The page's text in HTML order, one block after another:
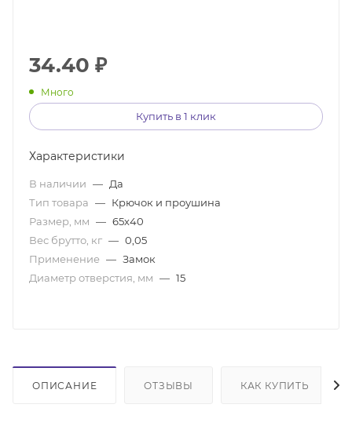
34.40 ₽
Много
Купить в 1 клик
Характеристики
В наличии — Да
Тип товара — Крючок и проушина
Размер, мм — 65х40
Вес брутто, кг — 0,05
Применение — Замок
Диаметр отверстия, мм — 15
ОПИСАНИЕ ОТЗЫВЫ КАК КУПИТЬ